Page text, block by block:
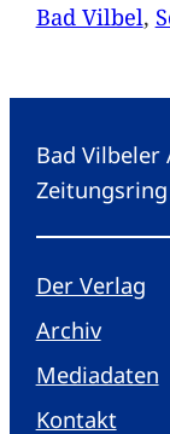
Bad Vilbel,
Bad Vilbeler
Der Verlag
Archiv
Mediadaten
Kontakt